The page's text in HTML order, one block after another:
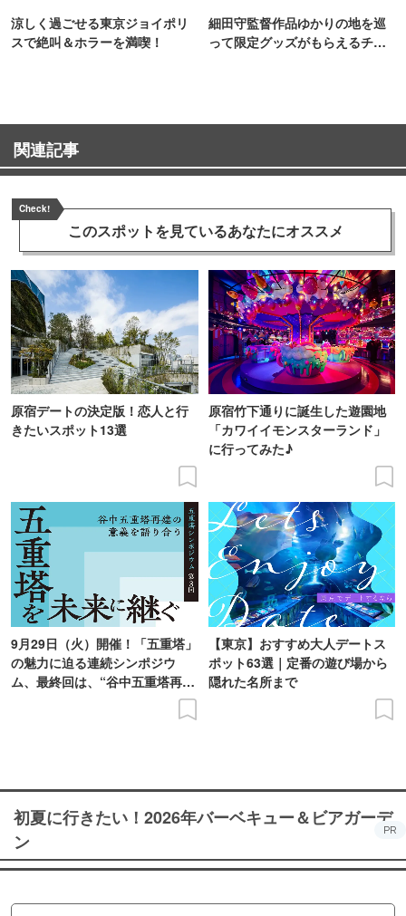
涼しく過ごせる東京ジョイポリ
スで絶叫＆ホラーを満喫！
細田守監督作品ゆかりの地を巡
って限定グッズがもらえるチャ
関連記事
Check!
このスポットを見ているあなたにオススメ
原宿デートの決定版！恋人と行
きたいスポット13選
原宿竹下通りに誕生した遊園地
「カワイイモンスターランド」
に行ってみた♪
9月29日（火）開催！「五重塔」
の魅力に迫る連続シンポジウ
ム、最終回は、“谷中五重塔再建
【東京】おすすめ大人デートス
ポット63選｜定番の遊び場から
隠れた名所まで
初夏に行きたい！2026年バーベキュー＆ビアガーデ
ン
PR